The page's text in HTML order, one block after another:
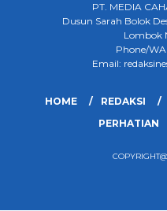
PT. MEDIA
Dusun Sarah Bolok
Lombok
Phone/WA
Email:
HOME REDAKSI
PERHATIAN